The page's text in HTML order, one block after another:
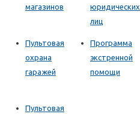
магазинов
юридических
лиц
Пультовая
охрана
гаражей
Программа
экстренной
помощи
Пультовая